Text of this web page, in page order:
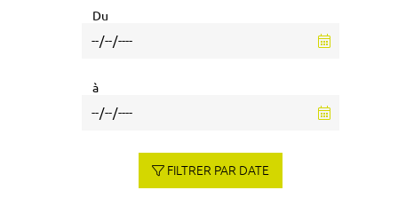
Du
à
FILTRER PAR DATE